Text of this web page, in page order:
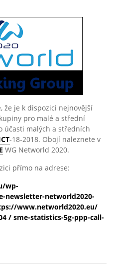
že je k dispozici nejnovější
pro malé a střední
účasti malých a středních
-18-2018. Obojí naleznete v
WG Networld 2020.
přímo na adrese:
wp-
newsletter-networld2020-
www.networld2020.eu/
/ sme-statistics-5g-ppp-call-